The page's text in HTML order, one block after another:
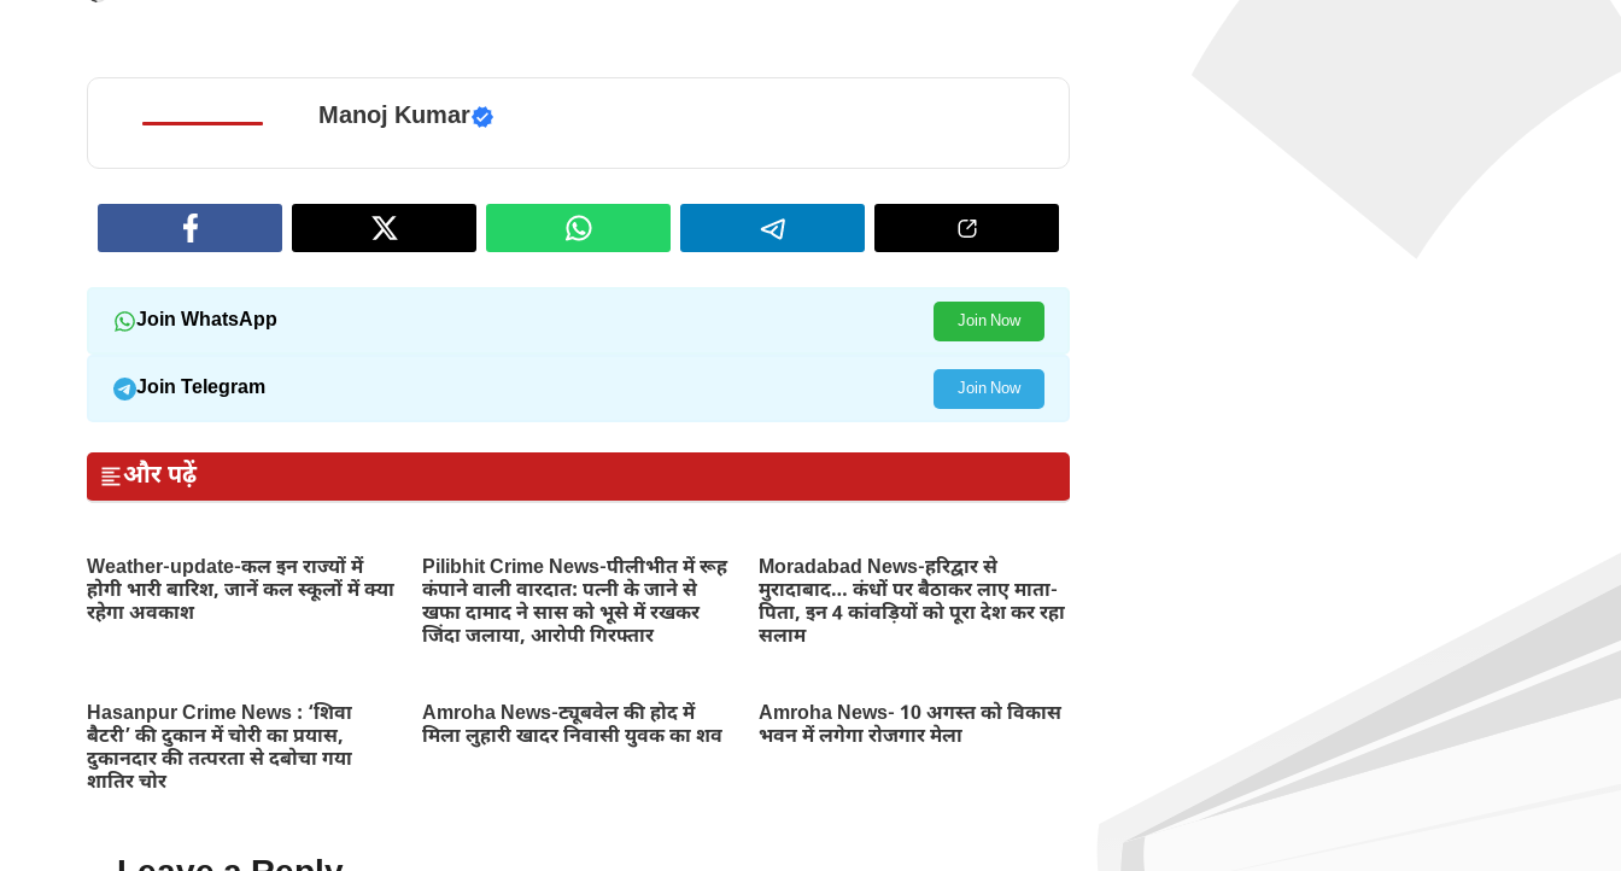
Manoj Kumar
Join WhatsApp Join Now
Join Telegram Join Now
और पढ़ें
Weather-update-कल इन राज्यों में
होगी भारी बारिश, जानें कल स्कूलों में क्या
रहेगा अवकाश
Pilibhit Crime News-पीलीभीत में रूह
कंपाने वाली वारदात: पत्नी के जाने से
खफा दामाद ने सास को भूसे में रखकर
जिंदा जलाया, आरोपी गिरफ्तार
Moradabad News-हरिद्वार से
मुरादाबाद… कंधों पर बैठाकर लाए माता-
पिता, इन 4 कांवड़ियों को पूरा देश कर रहा
सलाम
Hasanpur Crime News : ‘शिवा
बैटरी’ की दुकान में चोरी का प्रयास,
दुकानदार की तत्परता से दबोचा गया
शातिर चोर
Amroha News-ट्यूबवेल की होद में
मिला लुहारी खादर निवासी युवक का शव
Amroha News- 10 अगस्त को विकास
भवन में लगेगा रोजगार मेला